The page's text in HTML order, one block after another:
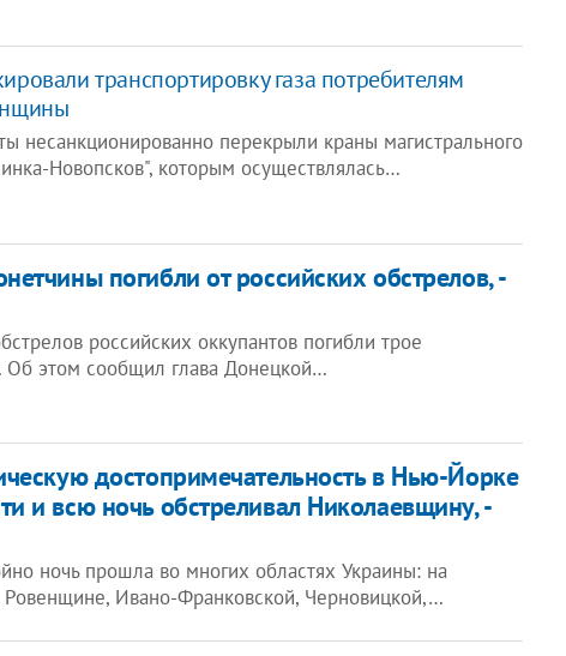
транспортировку газа потребителям
несанкционированно перекрыли краны магистрального
Новопсков", которым осуществлялась…
погибли от российских обстрелов, -
российских оккупантов погибли трое
Об этом сообщил глава Донецкой…
достопримечательность в Нью-Йорке
и всю ночь обстреливал Николаевщину, -
ночь прошла во многих областях Украины: на
Ровенщине, Ивано-Франковской, Черновицкой,…